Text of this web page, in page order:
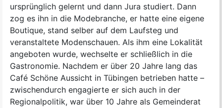
ursprünglich gelernt und dann Jura studiert. Dann
zog es ihn in die Modebranche, er hatte eine eigene
Boutique, stand selber auf dem Laufsteg und
veranstaltete Modenschauen. Als ihm eine Lokalität
angeboten wurde, wechselte er schließlich in die
Gastronomie. Nachdem er über 20 Jahre lang das
Café Schöne Aussicht in Tübingen betrieben hatte –
zwischendurch engagierte er sich auch in der
Regionalpolitik, war über 10 Jahre als Gemeinderat